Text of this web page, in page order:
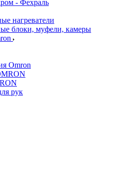
- Фехраль
нагреватели
блоки, муфели, камеры
Omron
рук